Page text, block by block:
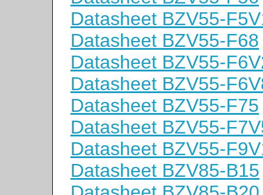
Datasheet BZV55-
Datasheet BZV55-F68
Datasheet BZV55-
Datasheet BZV55-
Datasheet BZV55-F75
Datasheet BZV55-
Datasheet BZV55-
Datasheet BZV85-B15